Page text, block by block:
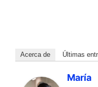
Acerca de Últimas
María